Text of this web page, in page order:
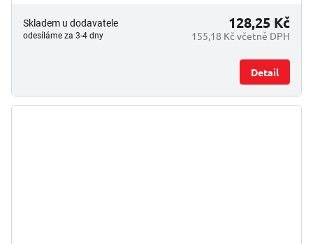
Skladem u dodavatele
odesíláme za 3-4 dny 155,18 Kč včetně DPH
128,25 Kč
Detail